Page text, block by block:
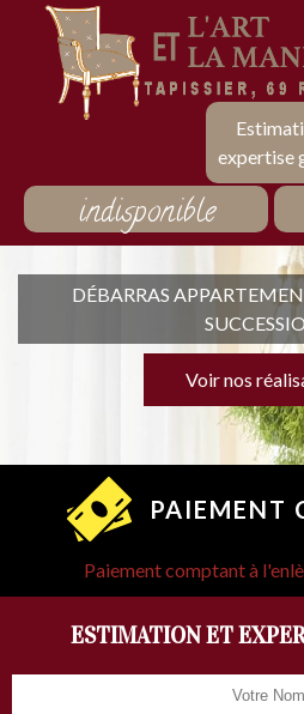
expertise
indisponible
DÉBARRAS
Voir nos
PAIEMENT
Paiement comptant à
ESTIMATION ET